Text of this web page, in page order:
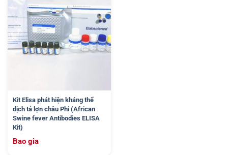
Kit Elisa phát hiện kháng thể
dịch tả lợn châu Phi (African
Swine fever Antibodies ELISA
Kit)
Bao gia